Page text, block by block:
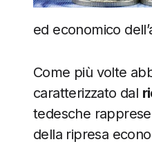
ed economico
Come più volte
caratterizzato dal
tedesche
della ripresa